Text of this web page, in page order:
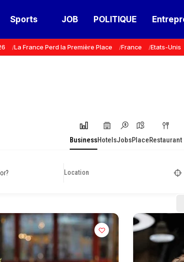
Sports JOB POLITIQUE
La France Perd la Première Place France Etats-Unis
BusinessHotelsJobsPlaceRestaurant